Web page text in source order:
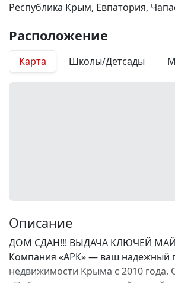
Республика Крым, Евпатория,
Расположение
Карта Школы/Детсады
Описание
ДОМ СДАН!!! ВЫДАЧА КЛЮЧЕЙ
Компания «АРК» — ваш надежный
недвижимости Крыма с 2010 года.